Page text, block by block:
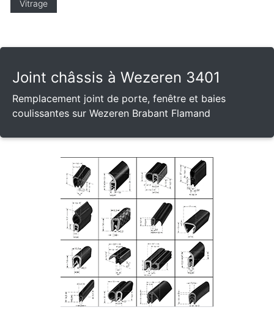
Vitrage
Joint châssis à Wezeren 3401
Remplacement joint de porte, fenêtre et baies
coulissantes sur Wezeren Brabant Flamand